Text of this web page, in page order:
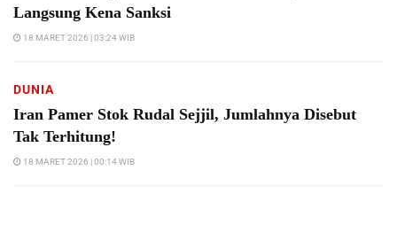
Langsung Kena Sanksi
18 MARET 2026 | 03:24 WIB
DUNIA
Iran Pamer Stok Rudal Sejjil, Jumlahnya Disebut
Tak Terhitung!
18 MARET 2026 | 00:14 WIB